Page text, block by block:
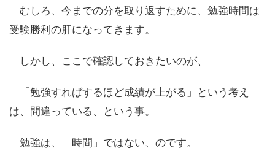
むしろ、今までの分を取り返すために、勉強時間は
受験勝利の肝になってきます。
しかし、ここで確認しておきたいのが、
「勉強すればするほど成績が上がる」という考え
は、間違っている、という事。
勉強は、「時間」ではない、のです。